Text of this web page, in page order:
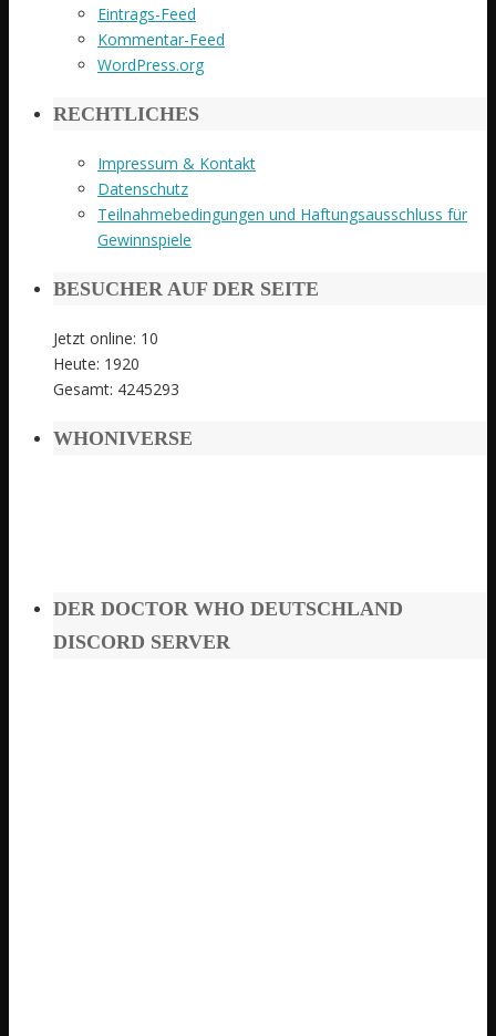
Eintrags-Feed
Kommentar-Feed
WordPress.org
RECHTLICHES
Impressum & Kontakt
Datenschutz
Teilnahmebedingungen und Haftungsausschluss für
Gewinnspiele
BESUCHER AUF DER SEITE
Jetzt online: 10
Heute: 1920
Gesamt: 4245293
WHONIVERSE
DER DOCTOR WHO DEUTSCHLAND
DISCORD SERVER